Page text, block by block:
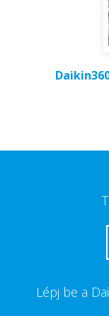
Lépj be a